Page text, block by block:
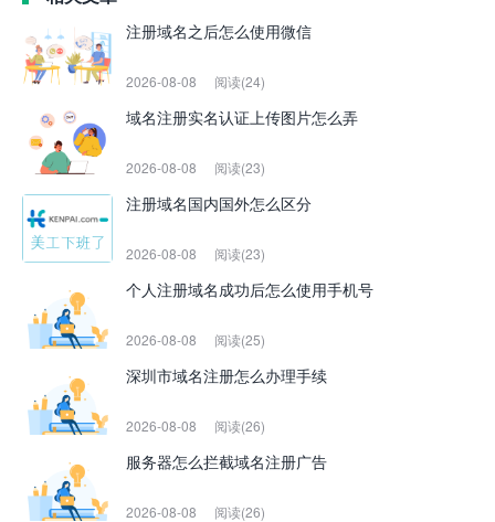
注册域名之后怎么使用微信
2026-08-08 阅读(24)
域名注册实名认证上传图片怎么弄
2026-08-08 阅读(23)
注册域名国内国外怎么区分
2026-08-08 阅读(23)
个人注册域名成功后怎么使用手机号
2026-08-08 阅读(25)
深圳市域名注册怎么办理手续
2026-08-08 阅读(26)
服务器怎么拦截域名注册广告
2026-08-08 阅读(26)